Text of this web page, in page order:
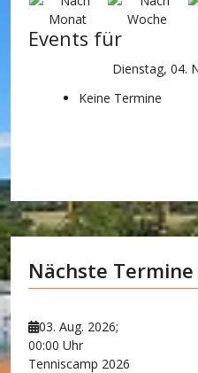
Events für
Dienstag, 04.
Keine Termine
Nächste Termine
03. Aug. 2026;
00:00 Uhr
Tenniscamp 2026